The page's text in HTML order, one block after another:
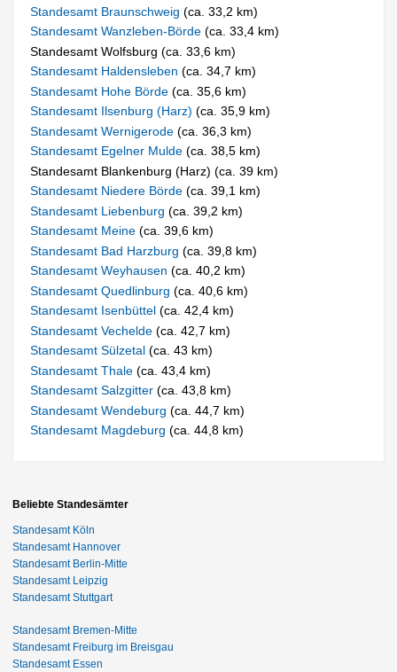
Standesamt Braunschweig(ca. 33,2 km)
Standesamt Wanzleben-Börde(ca. 33,4 km)
Standesamt Wolfsburg (ca. 33,6 km)
Standesamt Haldensleben(ca. 34,7 km)
Standesamt Hohe Börde(ca. 35,6 km)
Standesamt Ilsenburg (Harz)(ca. 35,9 km)
Standesamt Wernigerode(ca. 36,3 km)
Standesamt Egelner Mulde(ca. 38,5 km)
Standesamt Blankenburg (Harz) (ca. 39 km)
Standesamt Niedere Börde(ca. 39,1 km)
Standesamt Liebenburg(ca. 39,2 km)
Standesamt Meine(ca. 39,6 km)
Standesamt Bad Harzburg(ca. 39,8 km)
Standesamt Weyhausen(ca. 40,2 km)
Standesamt Quedlinburg(ca. 40,6 km)
Standesamt Isenbüttel(ca. 42,4 km)
Standesamt Vechelde(ca. 42,7 km)
Standesamt Sülzetal(ca. 43 km)
Standesamt Thale(ca. 43,4 km)
Standesamt Salzgitter(ca. 43,8 km)
Standesamt Wendeburg(ca. 44,7 km)
Standesamt Magdeburg(ca. 44,8 km)
Beliebte Standesämter
Standesamt Köln
Standesamt Hannover
Standesamt Berlin-Mitte
Standesamt Leipzig
Standesamt Stuttgart
Standesamt Bremen-Mitte
Standesamt Freiburg im Breisgau
Standesamt Essen